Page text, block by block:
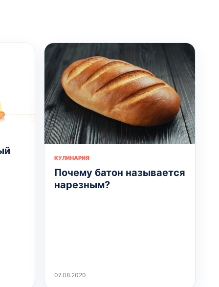
КУЛИНАРИЯ
Почему батон называется
нарезным?
07.08.2020